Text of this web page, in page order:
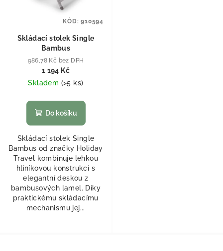
Skládací stolek Single
Bambus
986,78 Kč bez DPH
1 194 Kč
Skladem (>5 ks)
Do košíku
Skládací stolek Single
Bambus od značky Holiday
Travel kombinuje lehkou
hliníkovou konstrukci s
elegantní deskou z
bambusových lamel. Díky
praktickému skládacímu
mechanismu jej...
KÓD:910594